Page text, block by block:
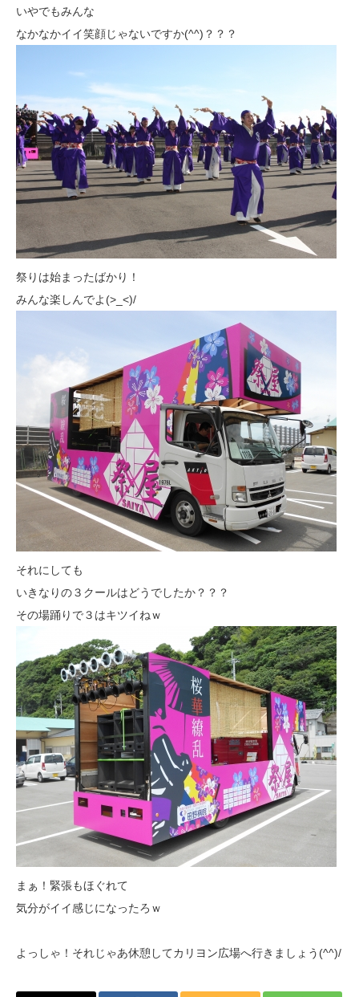
いやでもみんな
なかなかイイ笑顔じゃないですか(^^)？？？
祭りは始まったばかり！
みんな楽しんでよ(>_<)/
それにしても
いきなりの３クールはどうでしたか？？？
その場踊りで３はキツイねｗ
まぁ！緊張もほぐれて
気分がイイ感じになったろｗ
よっしゃ！それじゃあ休憩してカリヨン広場へ行きましょう(^^)/